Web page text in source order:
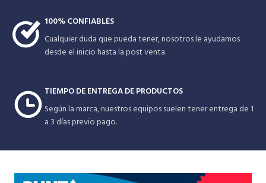
100% CONFIABLES
Cualquier duda que pueda tener, nosotros le ayudamos
desde el inicio hasta la post venta.
TIEMPO DE ENTREGA DE PRODUCTOS
Según la marca, nuestros equipos suelen tener entrega de 1
a 3 días previo pago.